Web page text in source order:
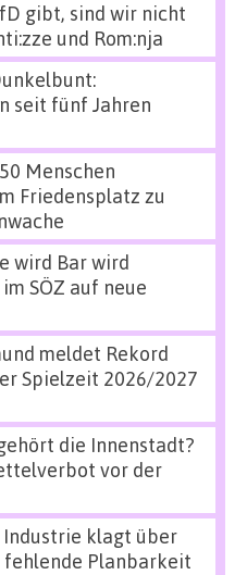
gibt, sind wir nicht
und Rom:nja
seit fünf Jahren
Menschen
Friedensplatz zu
wird Bar wird
SÖZ auf neue
meldet Rekord
Spielzeit 2026/2027
die Innenstadt?
vor der
Industrie klagt über
fehlende Planbarkeit